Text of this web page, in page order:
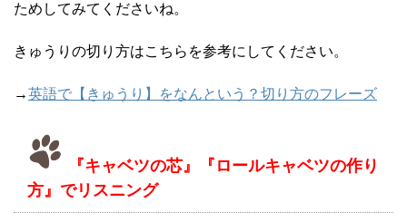
ためしてみてくださいね。
きゅうりの切り方はこちらを参考にしてください。
→英語で【きゅうり】をなんという？切り方のフレーズ
『キャベツの芯』『ロールキャベツの作り
方』でリスニング